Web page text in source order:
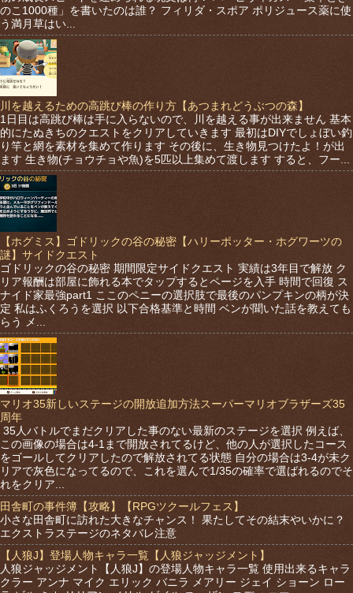
のこ1000種」を書いたのは誰？ フィリダ・スポア ポリジュース薬に使
う満月草はい...
川を越えるための高跳び棒の作り方【あつまれどうぶつの森】
1日目は高跳び棒は手に入らないので、川を越える事が出来ません 基本
的にたぬきちのクエストをクリアしていきます 最初はDIYでしょぼい釣
り竿と網を素材を集めて作ります その後に、生き物見つけたよ！が出
ます 生き物(チョウチョや魚)を5匹以上集めて渡します すると、フー...
【ホグミス】ゴドリックの谷の秘密【ハリーポッター・ホグワーツの
謎】サイドクエスト
ゴドリックの谷の秘密 期間限定サイドクエスト 実績は3年目で解放 ク
リア報酬は部屋に飾れる本でタップするとページを入手 時間で回復 ス
ナイド家最強part1 ここのペニーの選択肢で最後のパンプキンの柄が決
定 私はふくろうを選択 以下合格基準と時間 ベンが聞いた話を教えても
らう メ...
マリオ35新しいステージの開放追加方法スーパーマリオブラザーズ35
周年
35人バトルでまだクリアした事のない最新のステージを選択 例えば、
この画像の場合は4-1まで開放されてるけど、他の人が選択したコース
をゴールしてクリアしたので解放されてる状態 自分の場合は3-4が未ク
リアで灰色になってるので、これを選んで1/35の確率で選ばれるのでそ
れをクリア...
田舎町の事件簿【攻略】【RPGツクールフェス】
小さな田舎町に訪れた大きなチャンス！ 果たしてその結末やいかに？
エクストラステージのネタバレ注意
【人狼J】登場人物キャラ一覧【人狼ジャッジメント】
人狼ジャッジメント【人狼J】の登場人物キャラ一覧 使用出来るキャラ
クラー アンナ マイク エリック バニラ メアリー ジェイ ショーン ロー